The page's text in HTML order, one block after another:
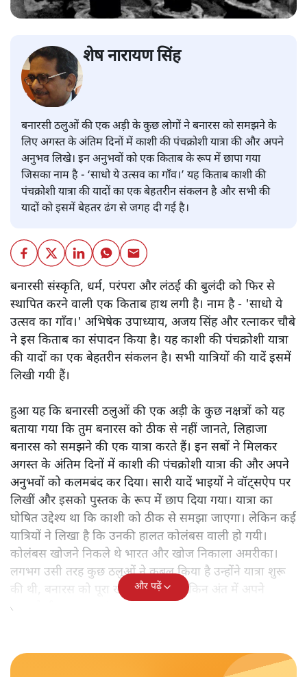
शेष नारायण सिंह
बनारसी ठलुओं की एक अड़ी के कुछ लोगों ने बनारस को समझने के
लिए अगस्त के अंतिम दिनों में काशी की पंचक्रोशी यात्रा की और अपने
अनुभव लिखे। इन अनुभवों को एक किताब के रूप में छापा गया
जिसका नाम है - ‘साधो ये उत्सव का गाँव।’ यह किताब काशी की
पंचक्रोशी यात्रा की यादों का एक बेहतरीन संकलन है और सभी की
यादों को इसमें बेहतर ढंग से जगह दी गई है।
बनारसी संस्कृति, धर्म, परंपरा और लंठई की बुलंदी को फिर से
स्थापित करने वाली एक किताब हाथ लगी है। नाम है - 'साधो ये
उत्सव का गाँव।' अभिषेक उपाध्याय, अजय सिंह और रत्नाकर चौबे
ने इस किताब का संपादन किया है। यह काशी की पंचक्रोशी यात्रा
की यादों का एक बेहतरीन संकलन है। सभी यात्रियों की यादें इसमें
लिखी गयी हैं।
हुआ यह कि बनारसी ठलुओं की एक अड़ी के कुछ नक्षत्रों को यह
बताया गया कि तुम बनारस को ठीक से नहीं जानते, लिहाजा
बनारस को समझने की एक यात्रा करते हैं। इन सबों ने मिलकर
अगस्त के अंतिम दिनों में काशी की पंचक्रोशी यात्रा की और अपने
अनुभवों को कलमबंद कर दिया। सारी यादें भाइयों ने वॉट्सऐप पर
लिखीं और इसको पुस्तक के रूप में छाप दिया गया। यात्रा का
घोषित उद्देश्य था कि काशी को ठीक से समझा जाएगा। लेकिन कई
यात्रियों ने लिखा है कि उनकी हालत कोलंबस वाली हो गयी।
कोलंबस खोजने निकले थे भारत और खोज निकाला अमरीका।
लगभग उसी तरह कुछ ठलुओं ने कुबूल किया है उन्होंने यात्रा शुरू
की थी, बनारस को पूरा खोजने के लिए लेकिन अंत में अपने
आपको ही समझकर संतुष्ट हो गए।
और पढ़ें